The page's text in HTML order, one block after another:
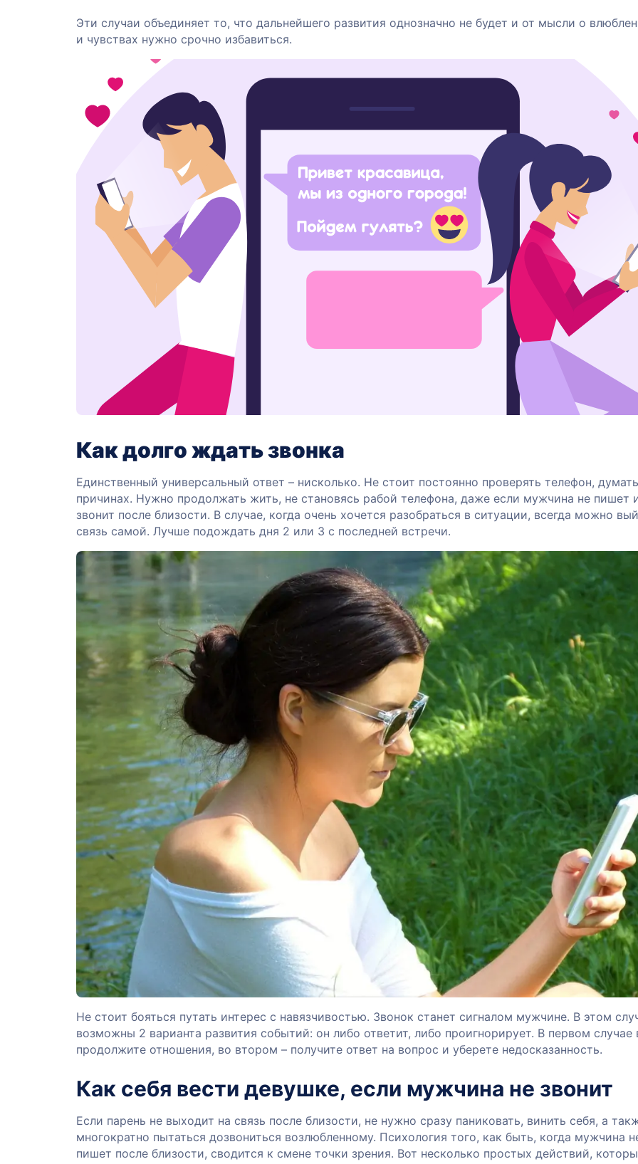
Эти случаи объединяет то, что дальнейшего развития однозначно не будет и от мысли о
и чувствах нужно срочно избавиться.
Как долго ждать звонка
Единственный универсальный ответ – нисколько. Не стоит постоянно проверять телефон,
причинах. Нужно продолжать жить, не становясь рабой телефона, даже если мужчина не пишет
звонит после близости. В случае, когда очень хочется разобраться в ситуации, всегда можно
связь самой. Лучше подождать дня 2 или 3 с последней встречи.
Не стоит бояться путать интерес с навязчивостью. Звонок станет сигналом мужчине. В этом
возможны 2 варианта развития событий: он либо ответит, либо проигнорирует. В первом случае
продолжите отношения, во втором – получите ответ на вопрос и уберете недосказанность.
Как себя вести девушке, если мужчина не звонит
Если парень не выходит на связь после близости, не нужно сразу паниковать, винить себя, а
многократно пытаться дозвониться возлюбленному. Психология того, как быть, когда мужчина
пишет после близости, сводится к смене точки зрения. Вот несколько простых действий,